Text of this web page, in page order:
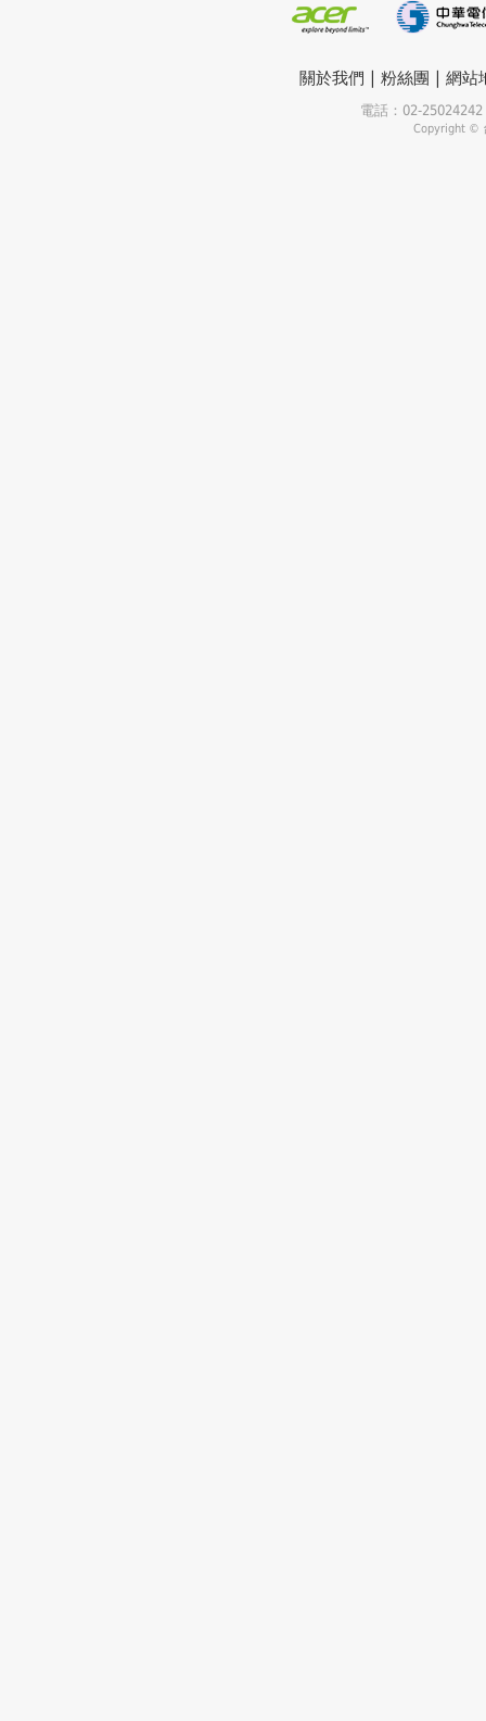
關於我們 | 粉絲團 | 網站
電話：02-
Copyright ©